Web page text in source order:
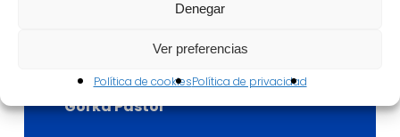
Denegar
Ver preferencias
Política de cookiesPolítica de privacidad
Diseño de Iluminación
Koldo Tainta
Música y espacio sonoro
Gorka Pastor